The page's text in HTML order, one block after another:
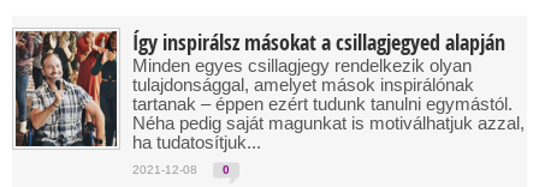
Így inspirálsz másokat a csillagjegyed alapján
Minden egyes csillagjegy rendelkezik olyan
tulajdonsággal, amelyet mások inspirálónak
tartanak – éppen ezért tudunk tanulni egymástól.
Néha pedig saját magunkat is motiválhatjuk azzal,
ha tudatosítjuk...
2021-12-08 0